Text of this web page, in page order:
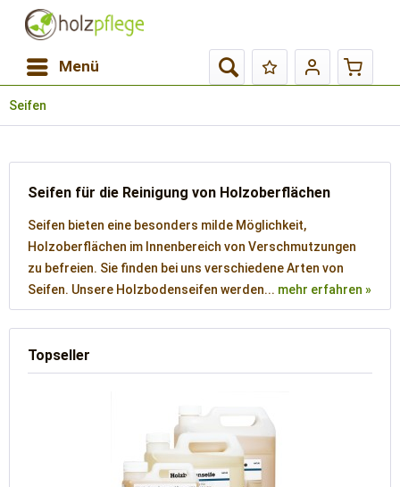
Menü
Seifen
Seifen für die Reinigung von Holzoberflächen
Seifen bieten eine besonders milde Möglichkeit,
Holzoberflächen im Innenbereich von Verschmutzungen
zu befreien. Sie finden bei uns verschiedene Arten von
Seifen. Unsere Holzbodenseifen werden... mehr erfahren »
Topseller